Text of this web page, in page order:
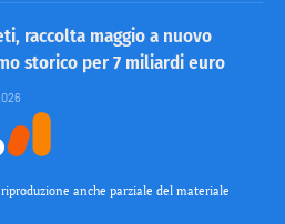
raccolta maggio a nuovo
storico per 7 miliardi euro
anche parziale del materiale